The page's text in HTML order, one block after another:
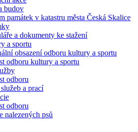
budov
památek v katastru města Česká Skalice
a dokumenty ke stažení
a sportu
obsazení odboru kultury a sportu
odboru kultury a sportu
odboru
a prací
odboru
nalezených psů